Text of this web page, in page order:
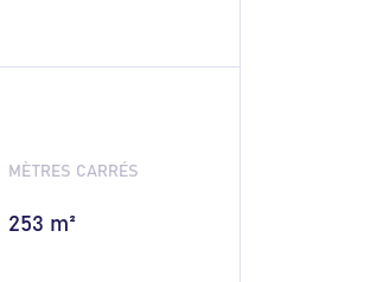
MÈTRES CARRÉS
253 m²